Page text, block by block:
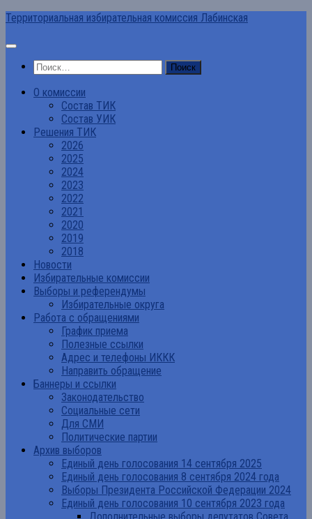
Перейти
содержимому
Территориальная избирательная комиссия Лабинская
Найти:
О комиссии
Состав ТИК
Состав УИК
Решения ТИК
2026
2025
2024
2023
2022
2021
2020
2019
2018
Новости
Избирательные комиссии
Выборы и референдумы
Избирательные округа
Работа с обращениями
График приема
Полезные ссылки
Адрес и телефоны ИККК
Направить обращение
Баннеры и ссылки
Законодательство
Социальные сети
Для СМИ
Политические партии
Архив выборов
Единый день голосования 14 сентября 2025
Единый день голосования 8 сентября 2024 года
Выборы Президента Российской Федерации 2024
Единый день голосования 10 сентября 2023 года